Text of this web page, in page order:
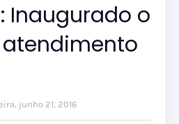
Inaugurado o
junho 21, 2016